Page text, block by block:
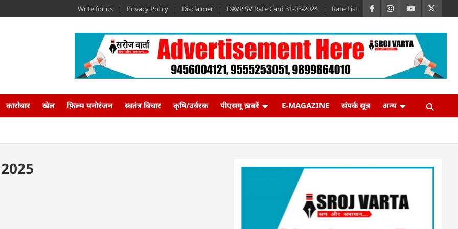
Write for us Privacy Policy Disclaimer DAVP SV Rate Card 31-03-2024 Rate List
कारोबार खेल फ़िल्म मनोरंजन स्वतंत्र विचार कृषि/उर्वरक पीएसयू ख़बरें E-MAGAZINE संपर्क सूत्र अन्य